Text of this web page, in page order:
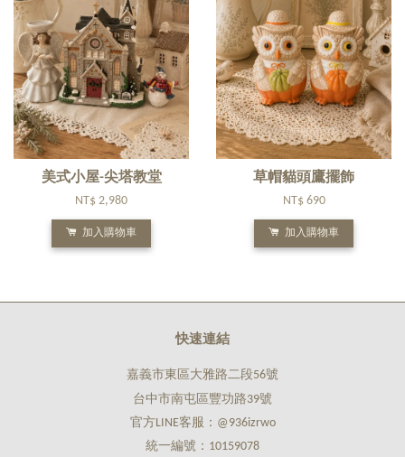
美式小屋-尖塔教堂
NT$ 2,980
加入購物車
草帽貓頭鷹擺飾
NT$ 690
加入購物車
快速連結
嘉義市東區大雅路二段56號
台中市南屯區豐功路39號
官方LINE客服：@936izrwo
統一編號：10159078